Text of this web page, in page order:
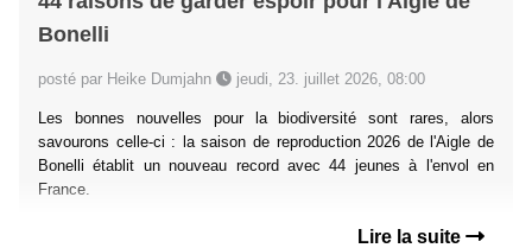
Bonelli
posté par Heike Dumjahn jeudi, 23. juillet 2026, 08:00
Les bonnes nouvelles pour la biodiversité sont rares, alors
savourons celle-ci : la saison de reproduction 2026 de l'Aigle de
Bonelli établit un nouveau record avec 44 jeunes à l'envol en
France.
Lire la suite